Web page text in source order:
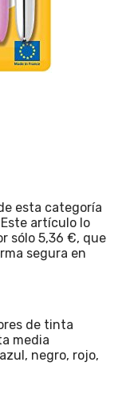
esta categoría
artículo lo
sólo 5,36 €, que
segura en
de tinta
media
negro, rojo,